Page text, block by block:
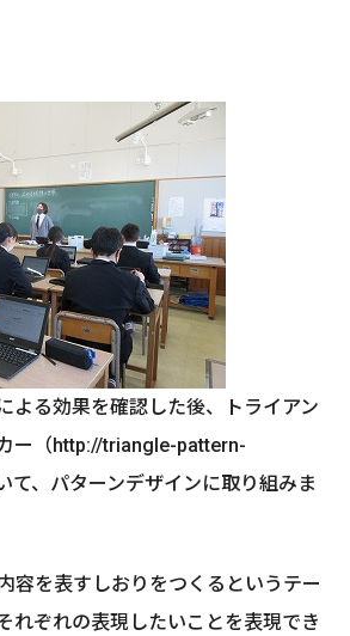
よる効果を確認した後、トライアン
ー（http://triangle-pattern-
て、パターンデザインに取り組みま
容を表すしおりをつくるというテー
れぞれの表現したいことを表現でき